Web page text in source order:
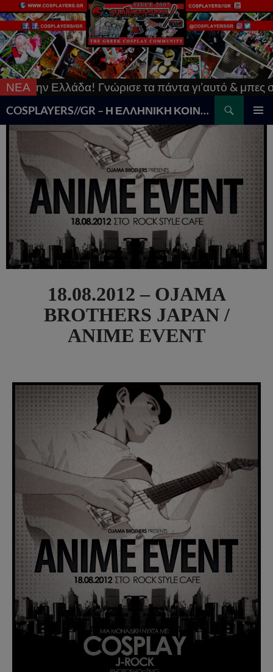
ΝΕΑΕλλάδα! Γνώρισε τα πάντα γι’αυτό & μπες στο
COSPLAYERS//GR – Η ΕΛΛΗΝΙΚΗ ΚΟΙΝΟΤΗΤΑ COSPLAY
MENU
TO
CONTENT
18.08.2012 – OJAMA
BROTHERS JAPAN /
ANIME EVENT